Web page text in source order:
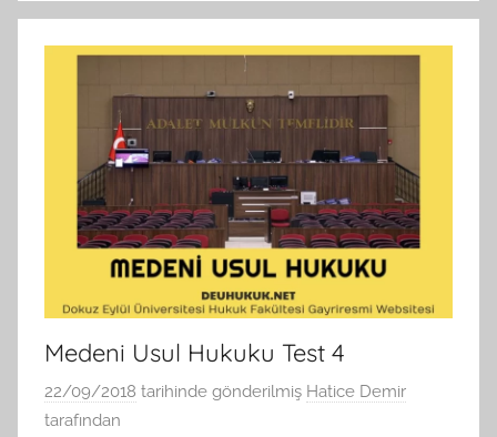
Medeni Usul Hukuku Test 4
22/09/2018 tarihinde gönderilmiş Hatice Demir
tarafından